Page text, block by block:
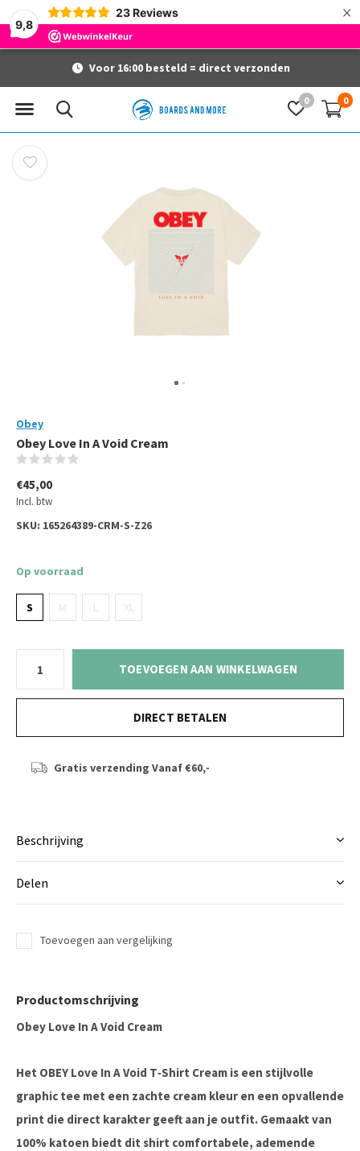
9,8
23 Reviews ×
0 0
Voor 16:00 besteld = direct verzonden
Obey
Obey Love In A Void Cream
€45,00
Incl. btw
SKU: 165264389-CRM-S-Z26
Op voorraad
S M L XL
TOEVOEGEN AAN WINKELWAGEN
DIRECT BETALEN
Gratis verzending Vanaf €60,-
Beschrijving
Delen
Toevoegen aan vergelijking
Productomschrijving
Obey Love In A Void Cream
Het OBEY Love In A Void T‑Shirt Cream is een stijlvolle
graphic tee met een zachte cream kleur en een opvallende
print die direct karakter geeft aan je outfit. Gemaakt van
100% katoen biedt dit shirt comfortabele, ademende